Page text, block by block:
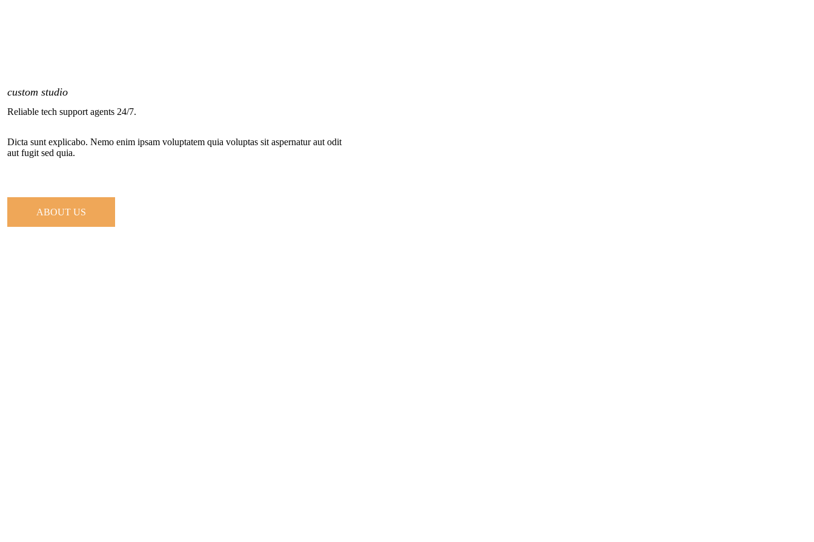
custom studio
Reliable tech support agents 24/7.
Dicta sunt explicabo. Nemo enim ipsam voluptatem quia voluptas sit aspernatur aut odit
aut fugit sed quia.
ABOUT US